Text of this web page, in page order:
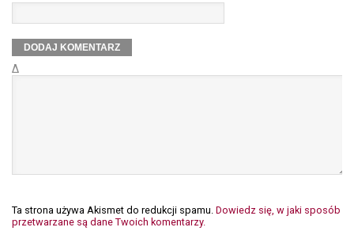
Δ
Ta strona używa Akismet do redukcji spamu. Dowiedz się, w jaki sposób
przetwarzane są dane Twoich komentarzy.